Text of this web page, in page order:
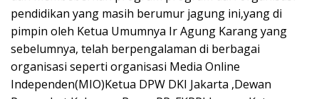
pendidikan yang masih berumur jagung ini,yang di
pimpin oleh Ketua Umumnya Ir Agung Karang yang
sebelumnya, telah berpengalaman di berbagai
organisasi seperti organisasi Media Online
Independen(MIO)Ketua DPW DKI Jakarta ,Dewan